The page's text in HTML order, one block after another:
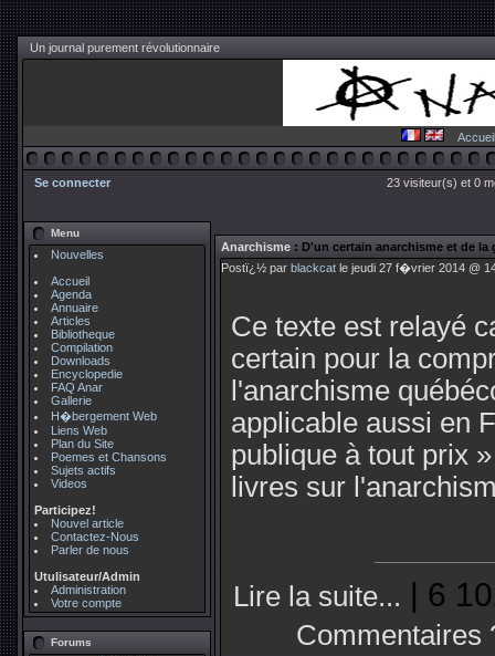
Un journal purement révolutionnaire
Accueil
Se connecter 23 visiteur(s) et 0
Menu
Nouvelles
Accueil
Agenda
Annuaire
Articles
Bibliotheque
Compilation
Downloads
Encyclopedie
FAQ Anar
Gallerie
H�bergement Web
Liens Web
Plan du Site
Poemes et Chansons
Sujets actifs
Videos
Participez!
Nouvel article
Contactez-Nous
Parler de nous
Utulisateur/Admin
Administration
Votre compte
Forums
Anarchisme : D'un certain anarchisme et de
Postï¿½ par blackcat le jeudi 27 f�vrier 2014 @
Ce texte est relayé
certain pour la
l'anarchisme
applicable aussi en
publique à tout prix
livres sur
Lire la suite... | 6
Commentaires